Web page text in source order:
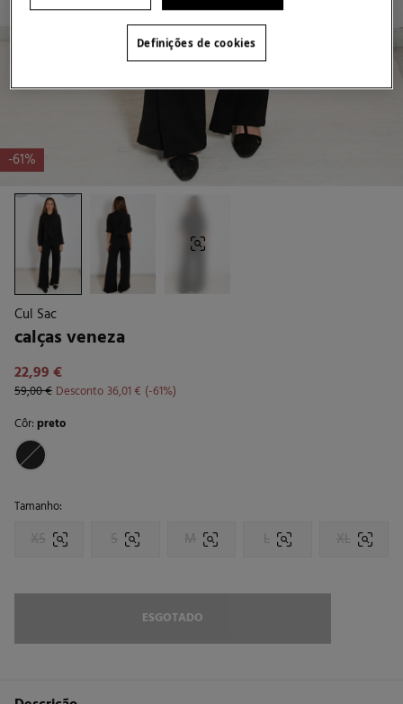
-61%
Cul Sac
calças veneza
22,99 €
59,00 € Desconto36,01 €
61
Côr:preto
Tamanho:
XS S M L XL
ESGOTADO
Definições de cookies